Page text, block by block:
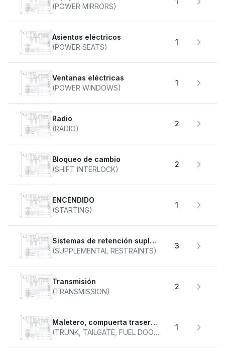
(POWER MIRRORS)
Asientos eléctricos
(POWER SEATS)
1
Ventanas eléctricas
(POWER WINDOWS)
1
Radio
(RADIO)
2
Bloqueo de cambio
(SHIFT INTERLOCK)
2
ENCENDIDO
(STARTING)
1
Sistemas de retención suplementarios
(SUPPLEMENTAL RESTRAINTS)
3
transmisión
(TRANSMISSION)
2
Maletero, compuerta trasera, tapa de combustible
(TRUNK, TAILGATE, FUEL DOOR)
1